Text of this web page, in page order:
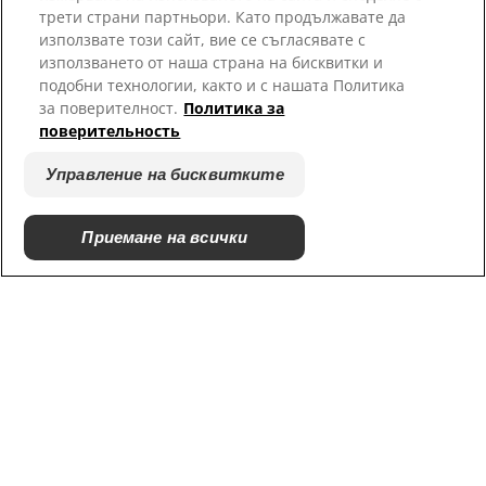
Ресурси
Свържете се с нас
карта на сайта
Кариери
Пратньорски приюти
трети страни партньори. Като продължавате да
използвате този сайт, вие се съгласявате с
използването от наша страна на бисквитки и
подобни технологии, както и с нашата Политика
за поверителност. Политика за
поверительность
Управление на бисквитките
Приемане на всички